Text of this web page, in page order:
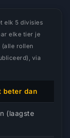
elk 5 divisies
elke tier je
rollen
via
beter dan
(laagste